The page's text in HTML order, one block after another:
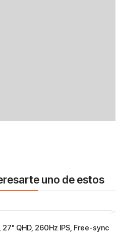
uno de estos
QHD, 260Hz IPS, Free-sync